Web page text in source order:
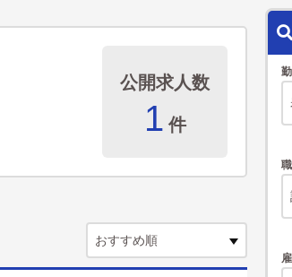
公開求人数
1 件